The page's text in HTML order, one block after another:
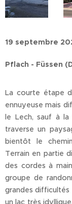
19 septembre
Pflach - Füssen
La courte étape
ennuyeuse mais
le Lech, sauf à
traverse un
bientôt le
Terrain en partie
des cordes à
groupe de
grandes difficultés
un lac très